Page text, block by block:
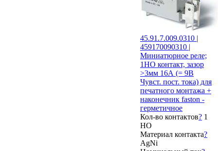
45.91.7.009.0310 |
459170090310 |
Миниатюрное реле;
1НО контакт, зазор
>3мм 16А (= 9В
Чувст. пост. тока) для
печатного монтажа +
наконечник faston -
герметичное
Кол-во контактов? 1
НО
Материал контакта?
AgNi